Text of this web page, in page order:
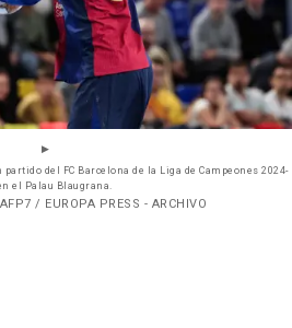
de la Liga de Campeones 2024-
el Palau Blaugrana.
/ EUROPA PRESS - ARCHIVO